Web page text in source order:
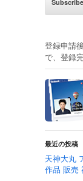
登録申請
で、登録
最近の投稿
天神大丸
作品 販売